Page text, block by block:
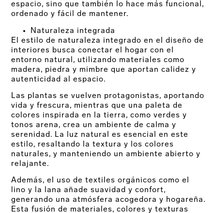
espacio, sino que también lo hace más funcional,
ordenado y fácil de mantener.
Naturaleza integrada
El estilo de naturaleza integrado en el diseño de
interiores busca conectar el hogar con el
entorno natural, utilizando materiales como
madera, piedra y mimbre que aportan calidez y
autenticidad al espacio.
Las plantas se vuelven protagonistas, aportando
vida y frescura, mientras que una paleta de
colores inspirada en la tierra, como verdes y
tonos arena, crea un ambiente de calma y
serenidad. La luz natural es esencial en este
estilo, resaltando la textura y los colores
naturales, y manteniendo un ambiente abierto y
relajante.
Además, el uso de textiles orgánicos como el
lino y la lana añade suavidad y confort,
generando una atmósfera acogedora y hogareña.
Esta fusión de materiales, colores y texturas